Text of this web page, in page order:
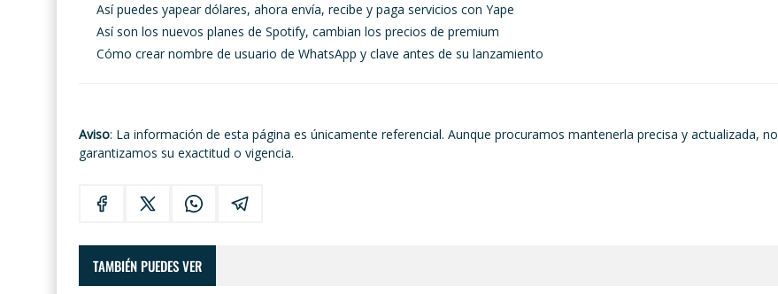
Así puedes yapear dólares, ahora envía, recibe y paga servicios con Yape
Así son los nuevos planes de Spotify, cambian los precios de premium
Cómo crear nombre de usuario de WhatsApp y clave antes de su lanzamiento
Aviso: La información de esta página es únicamente referencial. Aunque procuramos mantenerla precisa y actualizada, no
garantizamos su exactitud o vigencia.
TAMBIÉN PUEDES VER